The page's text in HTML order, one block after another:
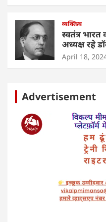
व्यक्तित्व
स्वतंत्र भारत
अध्यक्ष रहे
April 18,
Advertisement